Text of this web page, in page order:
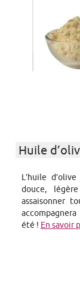
Huile
L’huile
douce,
assaisonner
été ! En savoir